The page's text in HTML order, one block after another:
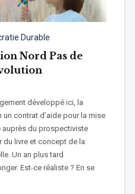
Durable
Nord Pas de
développé ici, la
contrat d’aide pour la mise
auprès du prospectiviste
du livre et concept de la
Un an plus tard
Est-ce réaliste ? En se